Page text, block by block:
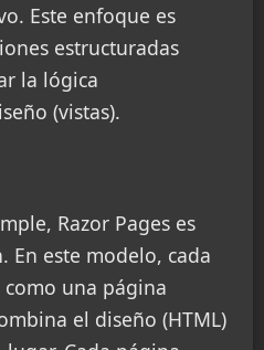
Este enfoque es
estructuradas
la lógica
(vistas).
Razor Pages es
En este modelo, cada
una página
el diseño (HTML)